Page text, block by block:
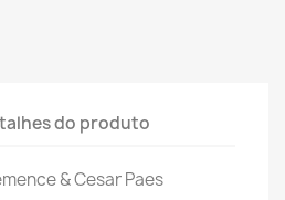
do produto
& Cesar Paes